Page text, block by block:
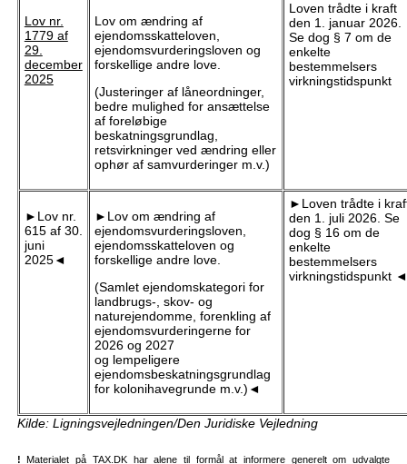
Lov nr.
1779 af
29.
december
2025
Lov om ændring af
ejendomsskatteloven,
ejendomsvurderingsloven og
forskellige andre love.
(Justeringer af låneordninger,
bedre mulighed for ansættelse
af foreløbige
beskatningsgrundlag,
retsvirkninger ved ændring eller
ophør af samvurderinger m.v.)
Loven trådte i kraft
den 1. januar 2026.
Se dog § 7 om de
enkelte
bestemmelsers
virkningstidspunkt
►Lov nr.
615 af 30.
juni
2025◄
►Lov om ændring af
ejendomsvurderingsloven,
ejendomsskatteloven og
forskellige andre love.
(Samlet ejendomskategori for
landbrugs-, skov- og
naturejendomme, forenkling af
ejendomsvurderingerne for
2026 og 2027
og lempeligere
ejendomsbeskatningsgrundlag
for kolonihavegrunde m.v.)◄
►Loven trådte i
den 1. juli 2026. Se
dog § 16 om de
enkelte
bestemmelsers
virkningstidspunkt ◄
Kilde: Ligningsvejledningen/Den Juridiske Vejledning
! Materialet på TAX.DK har alene til formål at informere generelt om udvalgte